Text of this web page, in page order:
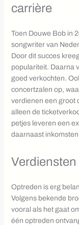
carrière
Toen Douwe Bob in
songwriter van
Door dit succes
populariteit. Daarna
goed verkochten.
concertzalen op,
verdienen een groot
alleen de
petjes leveren een
daarnaast
Optreden is erg
Volgens bekende
vooral als het gaat
één optreden